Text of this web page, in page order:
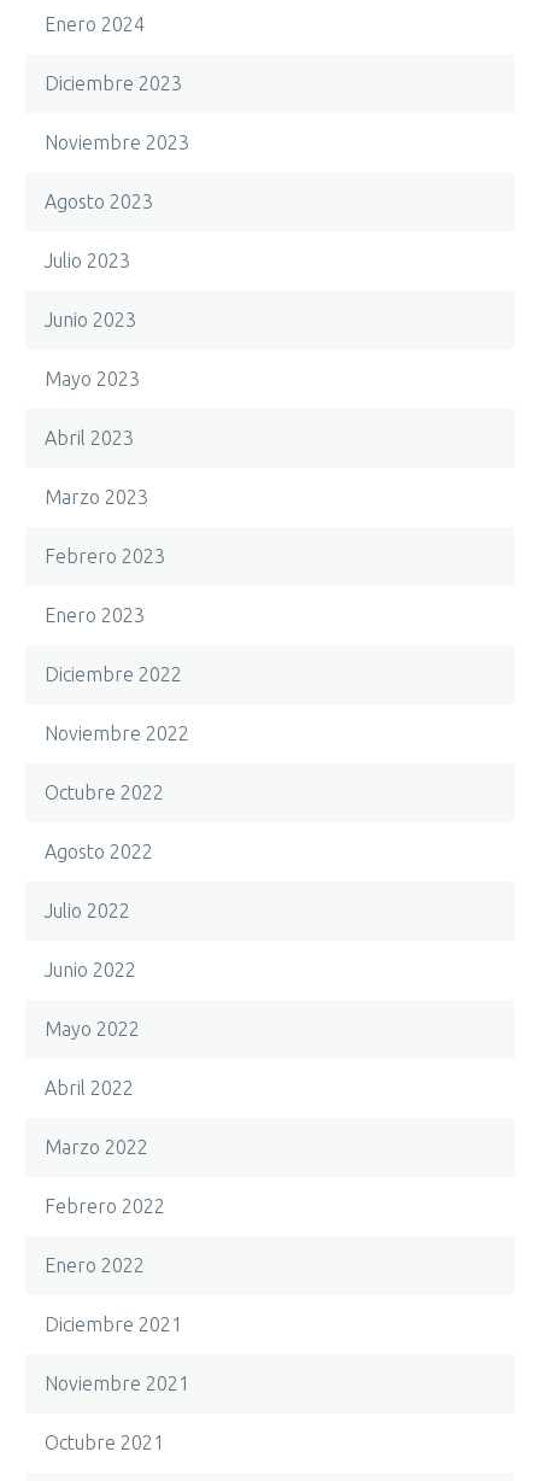
Enero 2024
Diciembre 2023
Noviembre 2023
Agosto 2023
Julio 2023
Junio 2023
Mayo 2023
Abril 2023
Marzo 2023
Febrero 2023
Enero 2023
Diciembre 2022
Noviembre 2022
Octubre 2022
Agosto 2022
Julio 2022
Junio 2022
Mayo 2022
Abril 2022
Marzo 2022
Febrero 2022
Enero 2022
Diciembre 2021
Noviembre 2021
Octubre 2021